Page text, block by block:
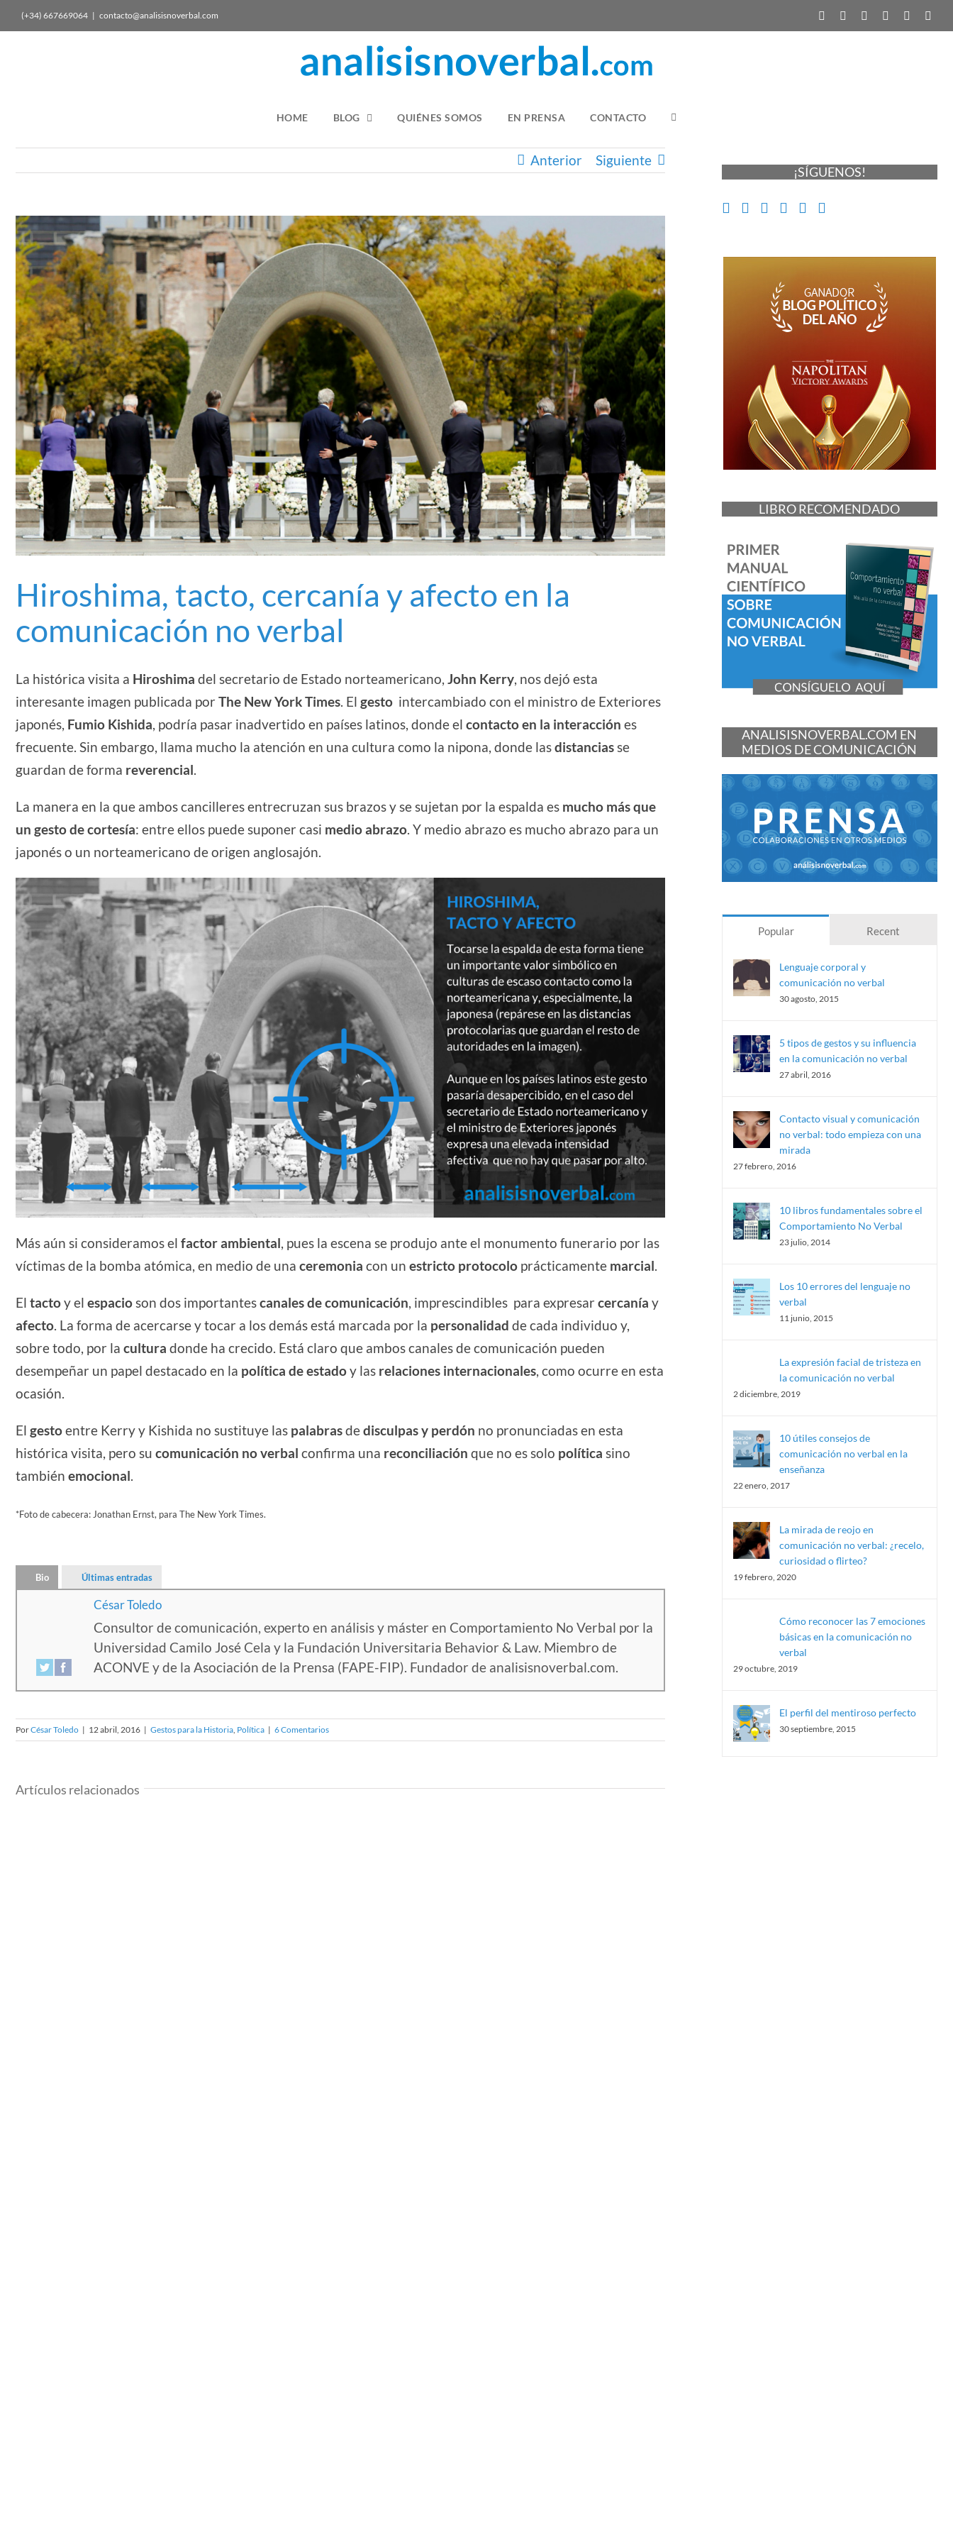
(+34) 667669064 | contacto@analisisnoverbal.com
HOME BLOG QUIÉNES SOMOS EN PRENSA CONTACTO
Anterior Siguiente
Hiroshima, tacto, cercanía y afecto en la
comunicación no verbal
La histórica visita a Hiroshima del secretario de Estado norteamericano, John Kerry, nos dejó esta
interesante imagen publicada por The New York Times. El gesto intercambiado con el ministro de Exteriores
japonés, Fumio Kishida, podría pasar inadvertido en países latinos, donde el contacto en la interacción es
frecuente. Sin embargo, llama mucho la atención en una cultura como la nipona, donde lasdistanciasse
guardan de forma reverencial.
La manera en la que ambos cancilleres entrecruzan sus brazos y se sujetan por la espalda es mucho más que
un gesto de cortesía: entre ellos puede suponer casi medio abrazo. Y medio abrazo es mucho abrazo para un
japonés o un norteamericano de origen anglosajón.
Más aún si consideramos el factor ambiental, pues la escena se produjo ante el monumento funerario por las
víctimas de la bomba atómica, en medio de una ceremonia con un estricto protocolo prácticamente marcial.
El tactoy el espacioson dos importantescanales de comunicación, imprescindibles para expresar cercanía y
afecto. La forma de acercarse y tocar a los demás está marcada por la personalidad de cada individuo y,
sobre todo, por la cultura donde ha crecido. Está claro que ambos canales de comunicación pueden
desempeñar un papel destacado en la política de estadoy las relaciones internacionales, como ocurre en esta
ocasión.
El gestoentre Kerry y Kishida no sustituye las palabrasdedisculpas y perdón no pronunciadas en esta
histórica visita, pero su comunicación no verbal confirma una reconciliación que no es solo política sino
también emocional.
*Foto de cabecera: Jonathan Ernst, para The New York Times.
Bio Últimas entradas
César Toledo
Consultor de comunicación, experto en análisis y máster en Comportamiento No Verbal por la
Universidad Camilo José Cela y la Fundación Universitaria Behavior & Law. Miembro de
ACONVE y de la Asociación de la Prensa (FAPE-FIP). Fundador de analisisnoverbal.com.
PorCésar Toledo | 12 abril, 2016 | Gestos para la Historia, Política | 6 Comentarios
Artículos relacionados
¡SÍGUENOS!
LIBRO RECOMENDADO
ANALISISNOVERBAL.COM EN
MEDIOS DE COMUNICACIÓN
Popular Recent
Lenguaje corporal y
comunicación no verbal
30 agosto, 2015
5 tipos de gestos y su influencia
en la comunicación no verbal
27 abril, 2016
Contacto visual y comunicación
no verbal: todo empieza con una
mirada
27 febrero, 2016
10 libros fundamentales sobre el
Comportamiento No Verbal
23 julio, 2014
Los 10 errores del lenguaje no
verbal
11 junio, 2015
La expresión facial de tristeza en
la comunicación no verbal
2 diciembre, 2019
10 útiles consejos de
comunicación no verbal en la
enseñanza
22 enero, 2017
La mirada de reojo en
comunicación no verbal: ¿recelo,
curiosidad o flirteo?
19 febrero, 2020
Cómo reconocer las 7 emociones
básicas en la comunicación no
verbal
29 octubre, 2019
El perfil del mentiroso perfecto
30 septiembre, 2015